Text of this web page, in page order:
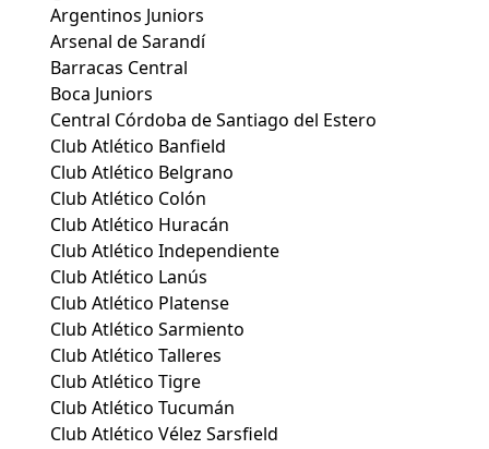
Argentinos Juniors
Arsenal de Sarandí
Barracas Central
Boca Juniors
Central Córdoba de Santiago del Estero
Club Atlético Banfield
Club Atlético Belgrano
Club Atlético Colón
Club Atlético Huracán
Club Atlético Independiente
Club Atlético Lanús
Club Atlético Platense
Club Atlético Sarmiento
Club Atlético Talleres
Club Atlético Tigre
Club Atlético Tucumán
Club Atlético Vélez Sarsfield